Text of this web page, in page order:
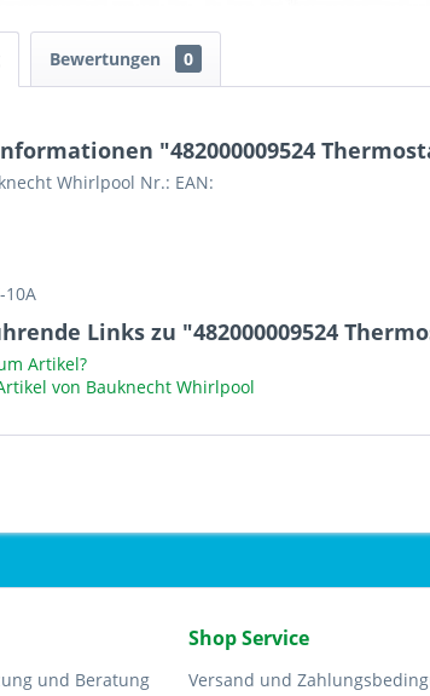
Bewertungen 0
"482000009524
Whirlpool Nr.: EAN:
10A
Links zu "482000009524
Artikel?
von Bauknecht Whirlpool
und Beratung
Shop Service
Versand und